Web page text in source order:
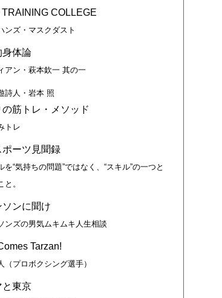
TRAINING COLLEGE
ンズ・マスクダスト
身体論
アン・萩本欽一 其の一
詩人・岩本 照
筋トレ・メソッド
トレ
ポーツ見聞録
を“気持ちの問題”ではなく、“スキル”の一つと
と。
ソンに聞け
ンズの男気ムキムキ人生相談
Tarzan!
（プロボクシング選手）
と東京